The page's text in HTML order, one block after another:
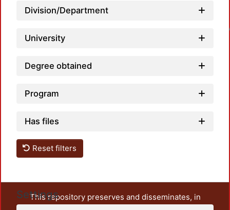
Division/Department
University
Degree obtained
Program
Has files
Reset filters
Settings
This repository preserves and disseminates, in